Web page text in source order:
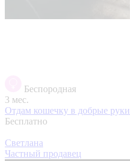
Беспородная
3 мес.
Отдам кошечку в добрые руки
Бесплатно
Светлана
Частный продавец